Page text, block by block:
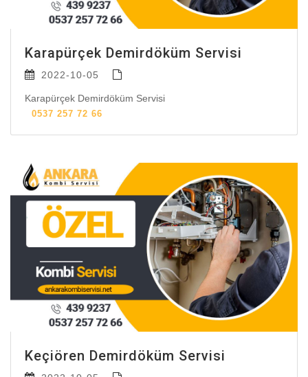
Karapürçek Demirdöküm Servisi
2022-10-05
Karapürçek Demirdöküm Servisi
0537 257 72 66
Keçiören Demirdöküm Servisi